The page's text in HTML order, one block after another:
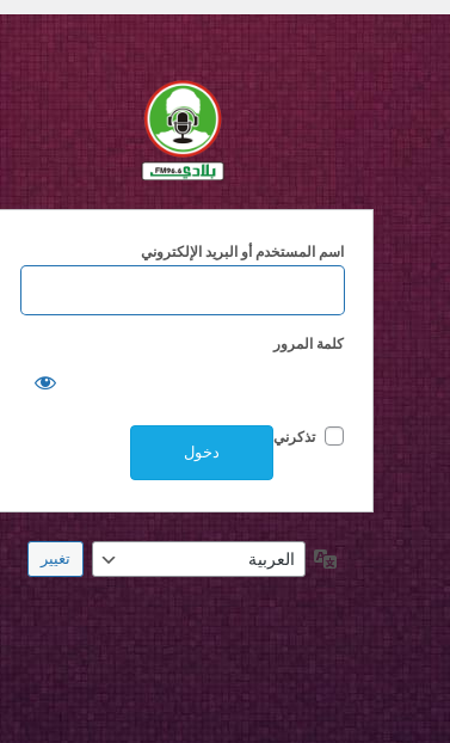
اسم المستخدم أو البريد الإلكتروني
كلمة المرور
تذكرني
اللغة